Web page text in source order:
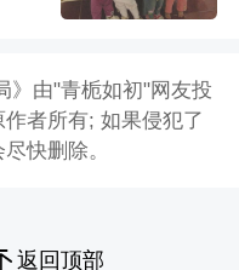
》由"青栀如初"网友投
者所有; 如果侵犯了
快删除。
返回顶部